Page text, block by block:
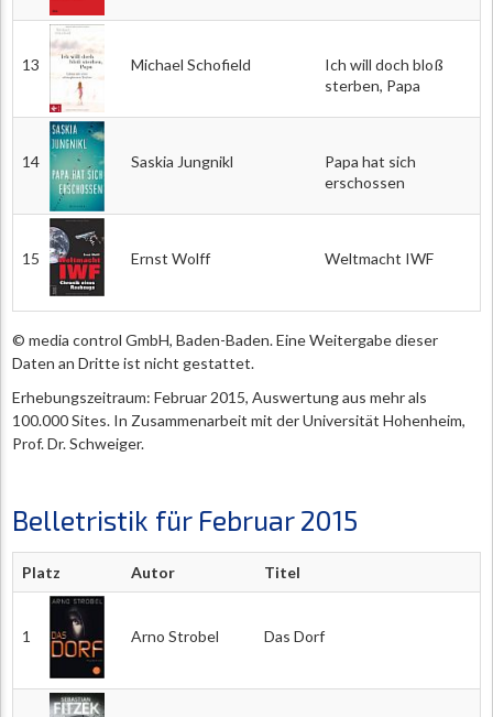
13 Michael Schofield
Ich will doch bloß
sterben, Papa
14 Saskia Jungnikl
Papa hat sich
erschossen
15 Ernst Wolff Weltmacht IWF
© media control GmbH, Baden-Baden. Eine Weitergabe dieser
Daten an Dritte ist nicht gestattet.
Erhebungszeitraum: Februar 2015, Auswertung aus mehr als
100.000 Sites. In Zusammenarbeit mit der Universität Hohenheim,
Prof. Dr. Schweiger.
Belletristik für Februar 2015
Platz Autor Titel
1 Arno Strobel Das Dorf